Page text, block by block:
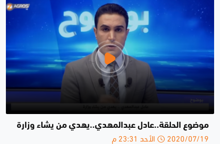
موضوع الحلقة..عادل عبدالمهدي..يهدي من يشاء وزارة
2020/07/19 الأحد 23:31 م